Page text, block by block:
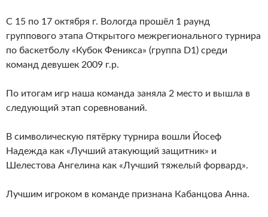
С 15 по 17 октября г. Вологда прошёл 1 раунд
группового этапа Открытого межрегионального турнира
по баскетболу «Кубок Феникса» (группа D1) среди
команд девушек 2009 г.р.
По итогам игр наша команда заняла 2 место и вышла в
следующий этап соревнований.
В символическую пятёрку турнира вошли Йосеф
Надежда как «Лучший атакующий защитник» и
Шелестова Ангелина как «Лучший тяжелый форвард».
Лучшим игроком в команде признана Кабанцова Анна.